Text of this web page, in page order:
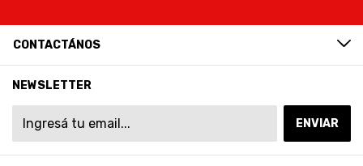
CONTACTÁNOS
NEWSLETTER